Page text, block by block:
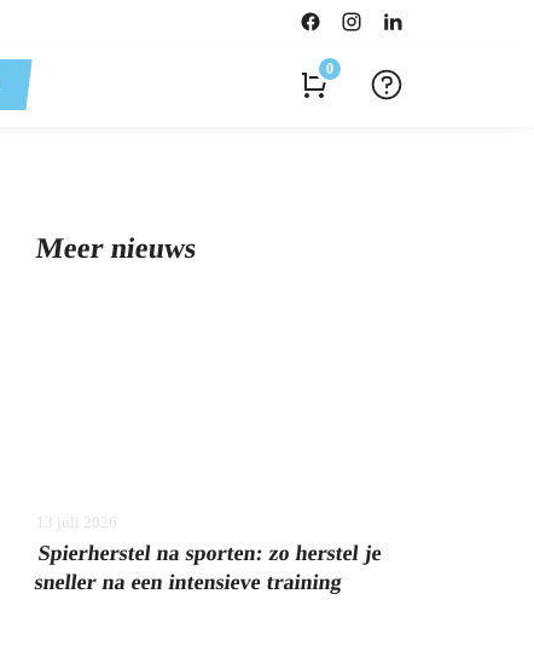
0
Meer nieuws
13 juli 2026
Spierherstel na sporten: zo herstel je
sneller na een intensieve training